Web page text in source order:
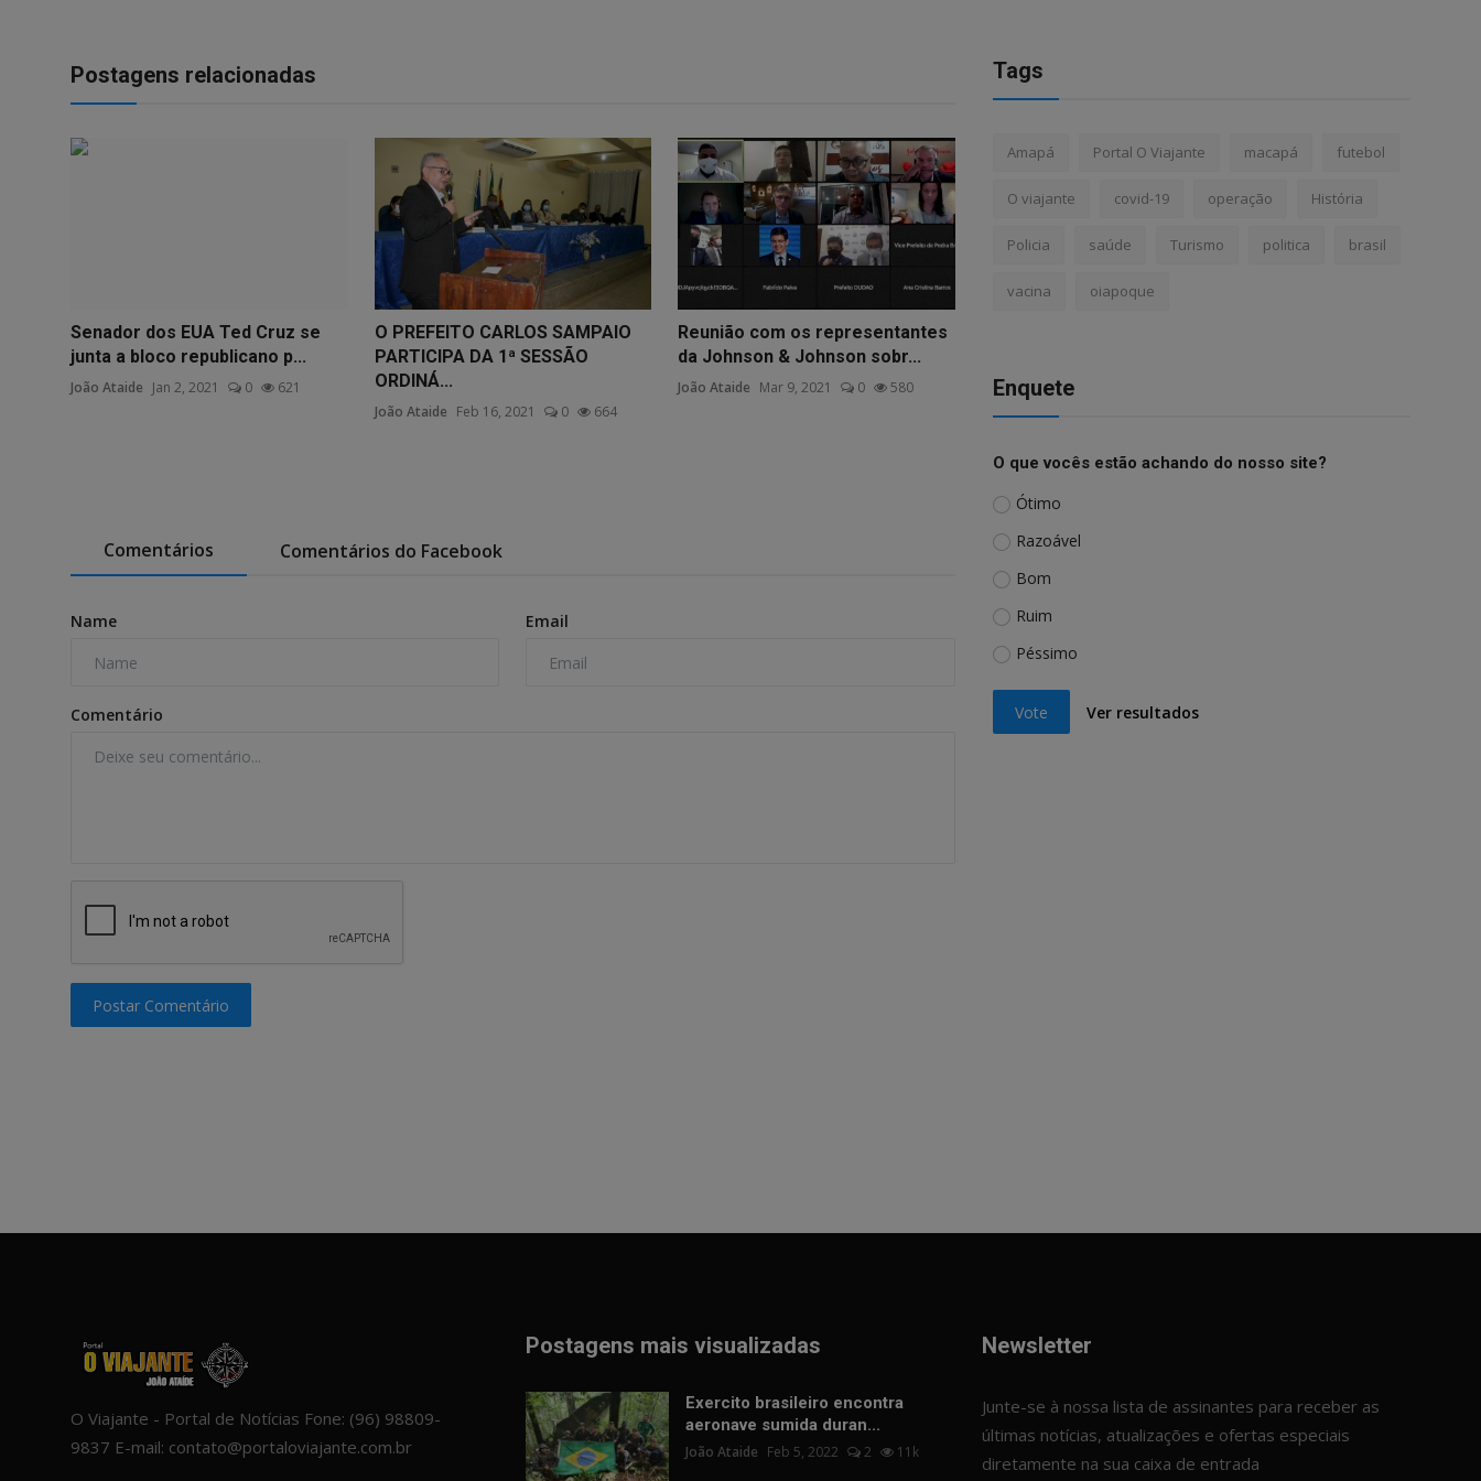
Postagens relacionadas
Senador dos EUA Ted Cruz se
junta a bloco republicano p...
João Ataide Jan 2, 2021 0 621
O PREFEITO CARLOS SAMPAIO
PARTICIPA DA 1ª SESSÃO
ORDINÁ...
João Ataide Feb 16, 2021 0 664
Reunião com os representantes
da Johnson & Johnson sobr...
João Ataide Mar 9, 2021 0 580
Comentários Comentários do Facebook
Name Email
Comentário
Postar Comentário
Tags
Amapá Portal O Viajante macapá futebol
O viajante covid-19 operação História
Policia saúde Turismo politica brasil
vacina oiapoque
Enquete
O que vocês estão achando do nosso site?
Ótimo
Razoável
Bom
Ruim
Péssimo
Vote Ver resultados
O Viajante - Portal de Notícias Fone: (96) 98809-
9837 E-mail: contato@portaloviajante.com.br
Postagens mais visualizadas
Exercito brasileiro encontra
aeronave sumida duran...
João Ataide Feb 5, 2022 2 11k
Newsletter
Junte-se à nossa lista de assinantes para receber as
últimas notícias, atualizações e ofertas especiais
diretamente na sua caixa de entrada